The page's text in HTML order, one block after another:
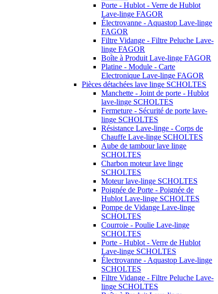
Porte - Hublot - Verre de Hublot
Lave-linge FAGOR
Électrovanne - Aquastop Lave-linge
FAGOR
Filtre Vidange - Filtre Peluche Lave-
linge FAGOR
Boîte à Produit Lave-linge FAGOR
Platine - Module - Carte
Electronique Lave-linge FAGOR
Pièces détachées lave linge SCHOLTES
Manchette - Joint de porte - Hublot
lave-linge SCHOLTES
Fermeture - Sécurité de porte lave-
linge SCHOLTES
Résistance Lave-linge - Corps de
Chauffe Lave-linge SCHOLTES
Aube de tambour lave linge
SCHOLTES
Charbon moteur lave linge
SCHOLTES
Moteur lave-linge SCHOLTES
Poignée de Porte - Poignée de
Hublot Lave-linge SCHOLTES
Pompe de Vidange Lave-linge
SCHOLTES
Courroie - Poulie Lave-linge
SCHOLTES
Porte - Hublot - Verre de Hublot
Lave-linge SCHOLTES
Électrovanne - Aquastop Lave-linge
SCHOLTES
Filtre Vidange - Filtre Peluche Lave-
linge SCHOLTES